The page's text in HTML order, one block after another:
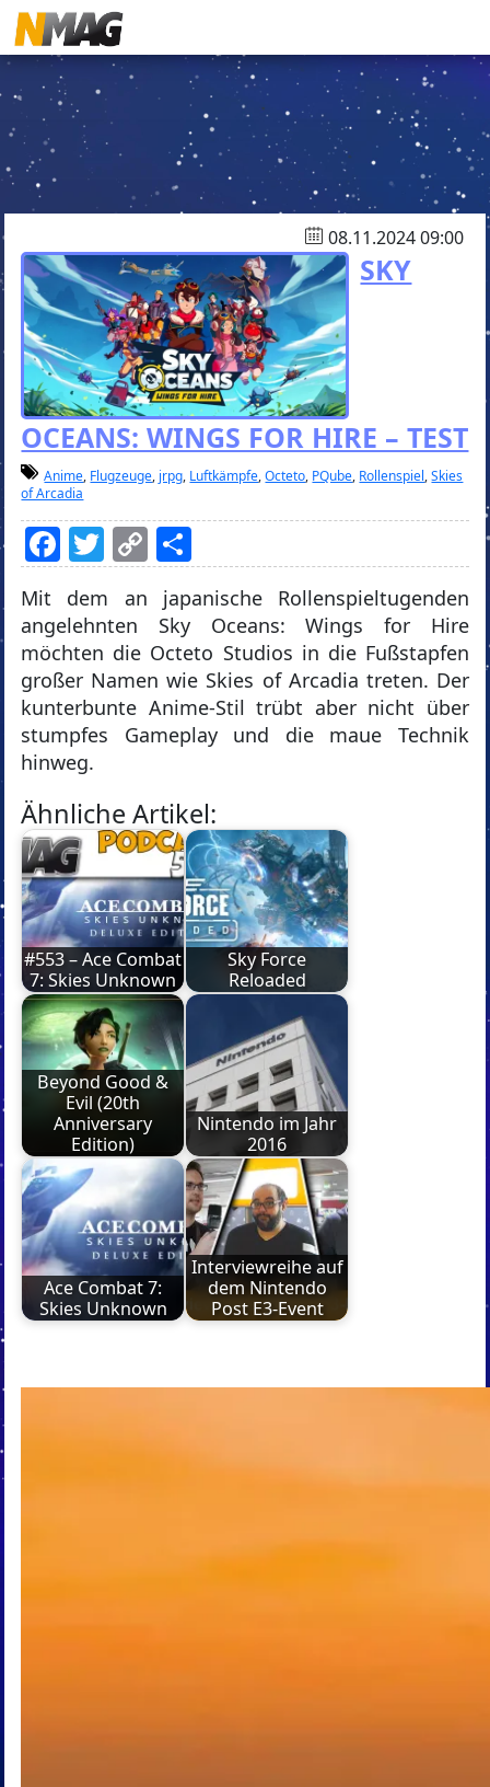
08.11.2024 09:00
SKY
OCEANS: WINGS FOR HIRE – TEST
Anime, Flugzeuge, jrpg, Luftkämpfe,Octeto, PQube, Rollenspiel,Skies
of Arcadia
Facebook
Twitter
Copy
Link
Mit dem an japanische Rollenspieltugenden
angelehnten Sky Oceans: Wings for Hire
möchten die Octeto Studios in die Fußstapfen
großer Namen wie Skies of Arcadia treten. Der
kunterbunte Anime-Stil trübt aber nicht über
stumpfes Gameplay und die maue Technik
hinweg.
Ähnliche Artikel:
#553 – Ace Combat
7: Skies Unknown
Sky Force
Reloaded
Beyond Good &
Evil (20th
Anniversary
Edition)
Nintendo im Jahr
2016
Ace Combat 7:
Skies Unknown
Interviewreihe auf
dem Nintendo
Post E3-Event